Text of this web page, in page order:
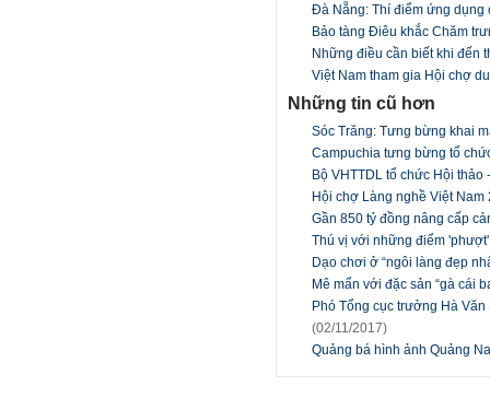
Đà Nẵng: Thí điểm ứng dụng
Bảo tàng Điêu khắc Chăm
Những điều cần biết khi đến
Việt Nam tham gia Hội chợ
Những tin cũ hơn
Sóc Trăng: Tưng bừng khai
Campuchia tưng bừng tổ
Bộ VHTTDL tổ chức Hội
Hội chợ Làng nghề Việt
Gần 850 tỷ đồng nâng cấp
Thú vị với những điểm
Dạo chơi ở “ngôi làng đẹp
Mê mẩn với đặc sản “gà cái
Phó Tổng cục trưởng Hà
(02/11/2017)
Quảng bá hình ảnh Quảng